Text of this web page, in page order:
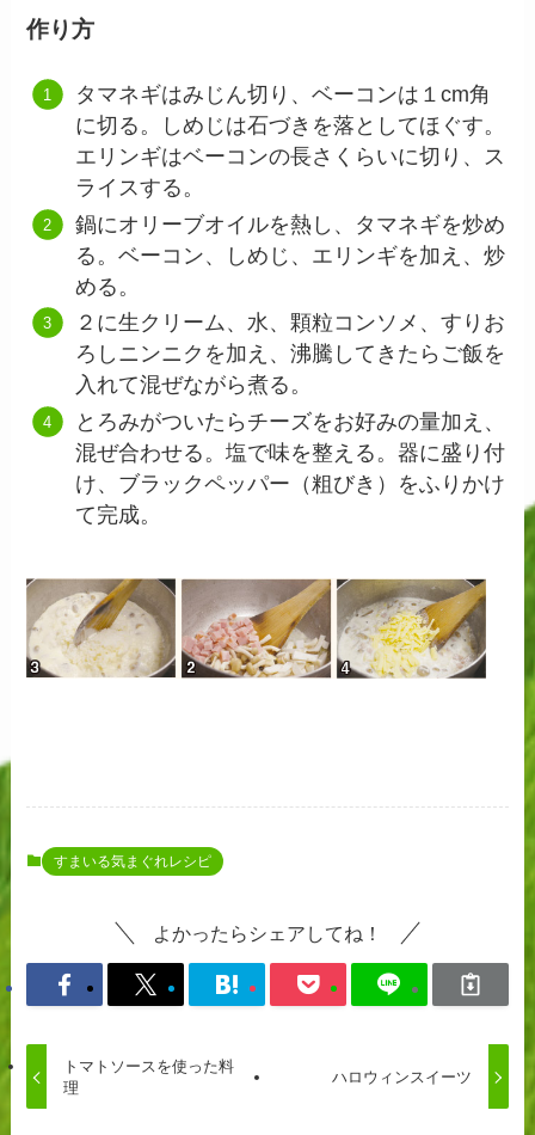
作り方
タマネギはみじん切り、ベーコンは１cm角
に切る。しめじは石づきを落としてほぐす。
エリンギはベーコンの長さくらいに切り、ス
ライスする。
鍋にオリーブオイルを熱し、タマネギを炒め
る。ベーコン、しめじ、エリンギを加え、炒
める。
２に生クリーム、水、顆粒コンソメ、すりお
ろしニンニクを加え、沸騰してきたらご飯を
入れて混ぜながら煮る。
とろみがついたらチーズをお好みの量加え、
混ぜ合わせる。塩で味を整える。器に盛り付
け、ブラックペッパー（粗びき）をふりかけ
て完成。
すまいる気まぐれレシピ
よかったらシェアしてね！
トマトソースを使った料
理
ハロウィンスイーツ